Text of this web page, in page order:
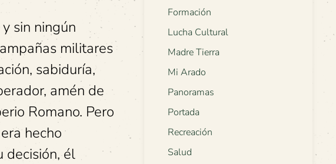
sin ningún
militares
sabiduría,
amén de
Romano. Pero
hecho
decisión, él
Formación
Lucha Cultural
Madre Tierra
Mi Arado
Panoramas
Portada
Recreación
Salud